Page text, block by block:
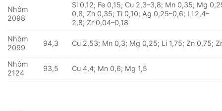
Nhôm
2098
Si 0,12; Fe 0,15; Cu 2,3–3,8; Mn 0,35; Mg
0,8; Zn 0,35; Ti 0,10; Ag 0,25–0,6; Li 2,4–
2,8; Zr 0,04–0,18
Nhôm
2099
94,3 Cu 2,53; Mn 0,3; Mg 0,25; Li 1,75; Zn 0,75;
Nhôm
2124
93,5 Cu 4,4; Mn 0,6; Mg 1,5